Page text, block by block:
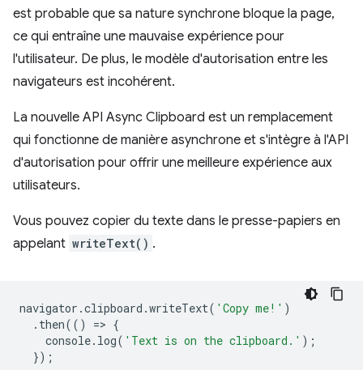
est probable que sa nature synchrone bloque la page,
ce qui entraîne une mauvaise expérience pour
l'utilisateur. De plus, le modèle d'autorisation entre les
navigateurs est incohérent.
La nouvelle API Async Clipboard est un remplacement
qui fonctionne de manière asynchrone et s'intègre à l'API
d'autorisation pour offrir une meilleure expérience aux
utilisateurs.
Vous pouvez copier du texte dans le presse-papiers en
appelant writeText() .
navigator .clipboard .writeText( 'Copy me!' )
. then(() => {
console. log( 'Text is on the clipboard.' );
});